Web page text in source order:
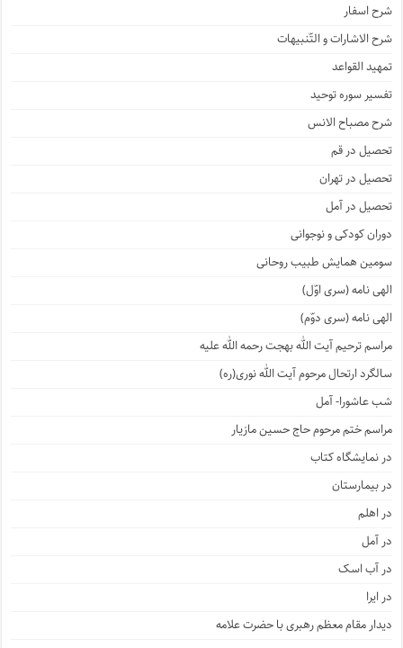
شرح اسفار
شرح الاشارات و التّنبیهات
تمهید القواعد
تفسیر سوره توحید
شرح مصباح الانس
تحصیل در قم
تحصیل در تهران
تحصیل در آمل
دوران کودکی و نوجوانی
سومین همایش طبیب روحانی
الهی نامه (سری اوّل)
الهی نامه (سری دوّم)
مراسم ترحیم آیت الله بهجت رحمه الله علیه
سالگرد ارتحال مرحوم آیت الله نوری(ره)
شب عاشورا- آمل
مراسم ختم مرحوم حاج حسین مازیار
در نمایشگاه کتاب
در بیمارستان
در اهلم
در آمل
در آب اسک
در ایرا
دیدار مقام معظم رهبری با حضرت علامه